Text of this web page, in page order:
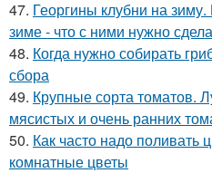
47. Георгины клубни на зиму.
зиме - что с ними нужно
48. Когда нужно собирать
сбора
49. Крупные сорта томатов.
мясистых и очень ранних
50. Как часто надо поливать
комнатные цветы